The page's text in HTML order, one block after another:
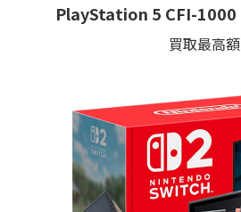
PlayStation 5 CFI-1000
買取最高額